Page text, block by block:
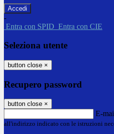
-
Entra con SPID Entra con CIE
Seleziona utente
button close ×
Recupero password
button close ×
E-
all'indirizzo indicato con le istruzioni